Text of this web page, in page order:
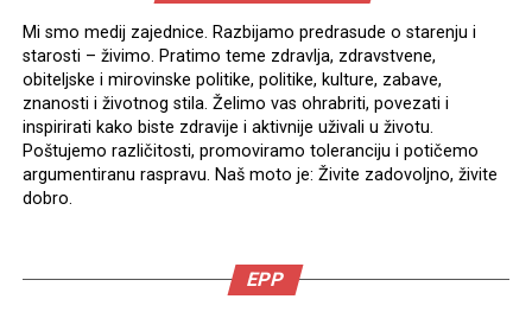
Mi smo medij zajednice. Razbijamo predrasude o starenju i
starosti – živimo. Pratimo teme zdravlja, zdravstvene,
obiteljske i mirovinske politike, politike, kulture, zabave,
znanosti i životnog stila. Želimo vas ohrabriti, povezati i
inspirirati kako biste zdravije i aktivnije uživali u životu.
Poštujemo različitosti, promoviramo toleranciju i potičemo
argumentiranu raspravu. Naš moto je: Živite zadovoljno, živite
dobro.
EPP